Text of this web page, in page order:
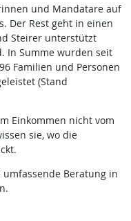
und Mandatare auf
Der Rest geht in einen
Steirer unterstützt
In Summe wurden seit
Familien und Personen
(Stand
Einkommen nicht vom
sie, wo die
umfassende Beratung in